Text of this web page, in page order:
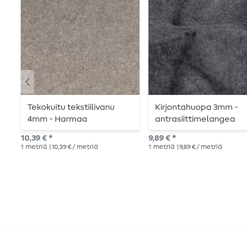
Tekokuitu tekstiilivanu
4mm - Harmaa
meleerattu
10,39 € *
1 metriä | 10,39 € / metriä
Kirjontahuopa 3mm -
antrasiittimelangea
9,89 € *
1 metriä | 9,89 € / metriä